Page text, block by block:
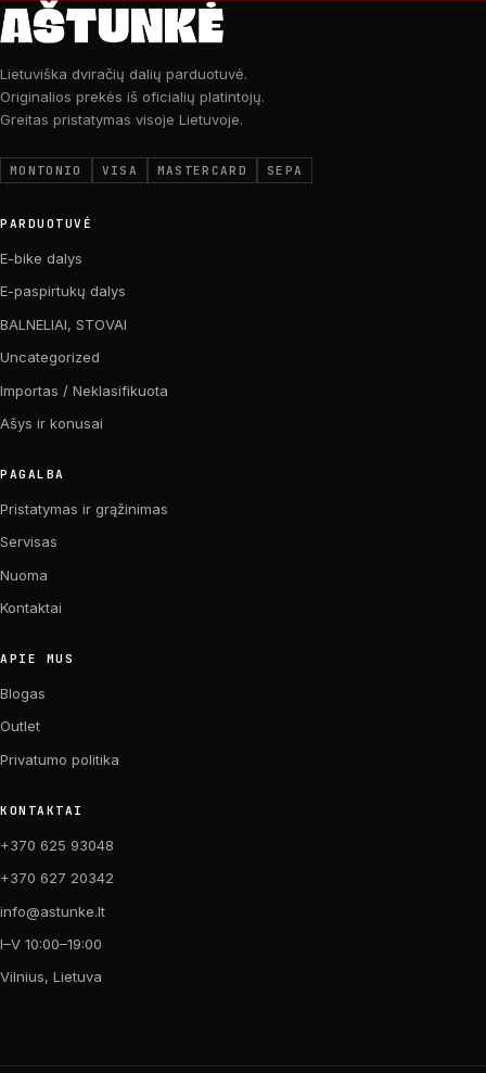
Lietuviška dviračių dalių parduotuvė.
Originalios prekės iš oficialių platintojų.
Greitas pristatymas visoje Lietuvoje.
MONTONIO VISA MASTERCARD SEPA
PARDUOTUVĖ
E-bike dalys
E-paspirtukų dalys
BALNELIAI, STOVAI
Uncategorized
Importas / Neklasifikuota
Ašys ir konusai
PAGALBA
Pristatymas ir grąžinimas
Servisas
Nuoma
Kontaktai
APIE MUS
Blogas
Outlet
Privatumo politika
KONTAKTAI
+370 625 93048
+370 627 20342
info@astunke.lt
I–V 10:00–19:00
Vilnius, Lietuva